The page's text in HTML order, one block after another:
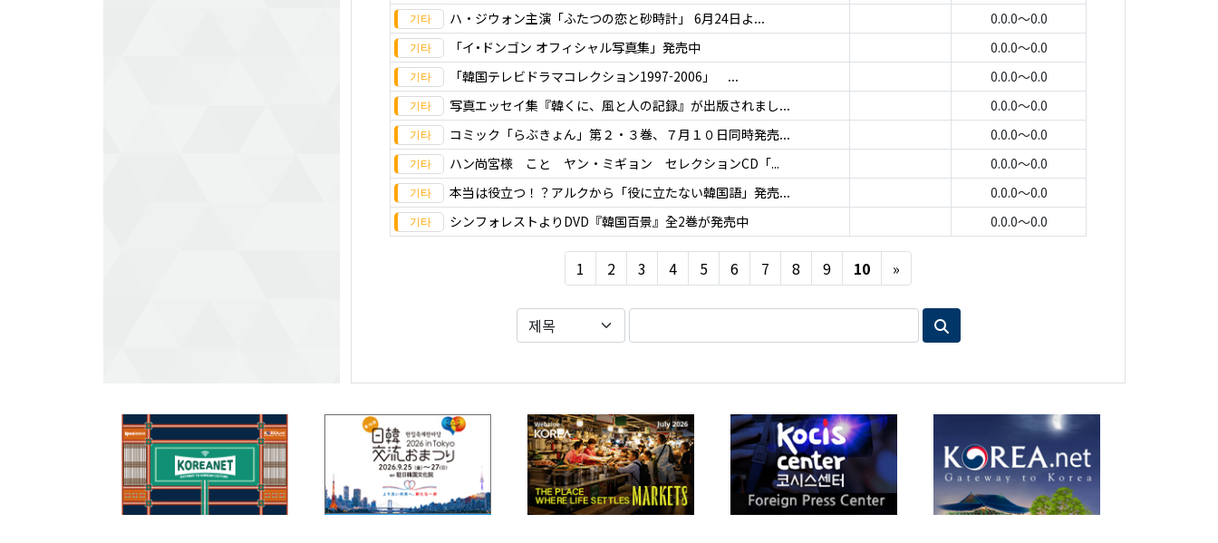
ハ・ジウォン主演「ふたつの恋と砂時計」 6月24日よ...
0.0.0～0.0
「イ･ドンゴン オフィシャル写真集」発売中
0.0.0～0.0
「韓国テレビドラマコレクション1997-2006」 ...
0.0.0～0.0
写真エッセイ集『韓くに、風と人の記録』が出版されまし...
0.0.0～0.0
コミック「らぶきょん」第２・３巻、７月１０日同時発売...
0.0.0～0.0
ハン尚宮様 こと ヤン・ミギョン セレクションCD「...
0.0.0～0.0
本当は役立つ！？アルクから「役に立たない韓国語」発売...
0.0.0～0.0
シンフォレストよりDVD『韓国百景』全2巻が発売中
0.0.0～0.0
1 2 3 4 5 6 7 8 9 10 »